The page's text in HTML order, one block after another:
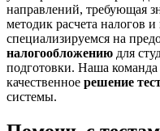
направлений, требующая
методик расчета налогов
специализируемся на
налогообложению для
подготовки. Наша команда
качественное решение
системы.